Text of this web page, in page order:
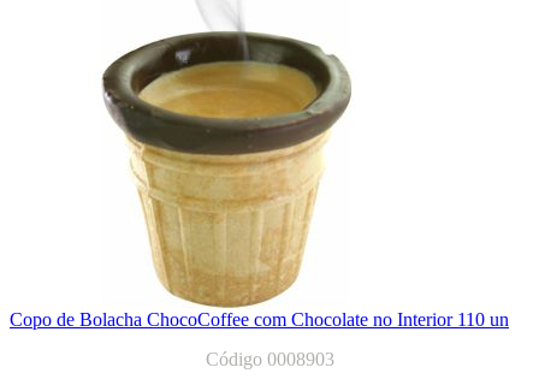
Copo de Bolacha ChocoCoffee com Chocolate no Interior 110 un
Código 0008903